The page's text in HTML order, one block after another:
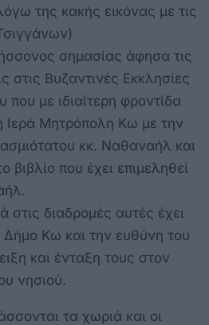
της κακής εικόνας με τις
σημασίας άφησα τις
στις Βυζαντινές Εκκλησίες
με ιδιαίτερη φροντίδα
Ιερά Μητρόπολη Κω με την
κκ. Ναθαναήλ και
βιβλίο που έχει επιμεληθεί
στις διαδρομές αυτές έχει
Δήμο Κω και την ευθύνη του
και ένταξη τους στον
νησιού.
τα χωριά και οι